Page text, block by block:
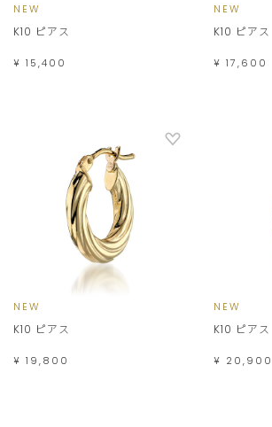
NEW
K10 ピアス
¥ 15,400
NEW
K10 ピアス
¥ 17,600
NEW
K10 ピアス
¥ 19,800
NEW
K10 ピアス
¥ 20,900